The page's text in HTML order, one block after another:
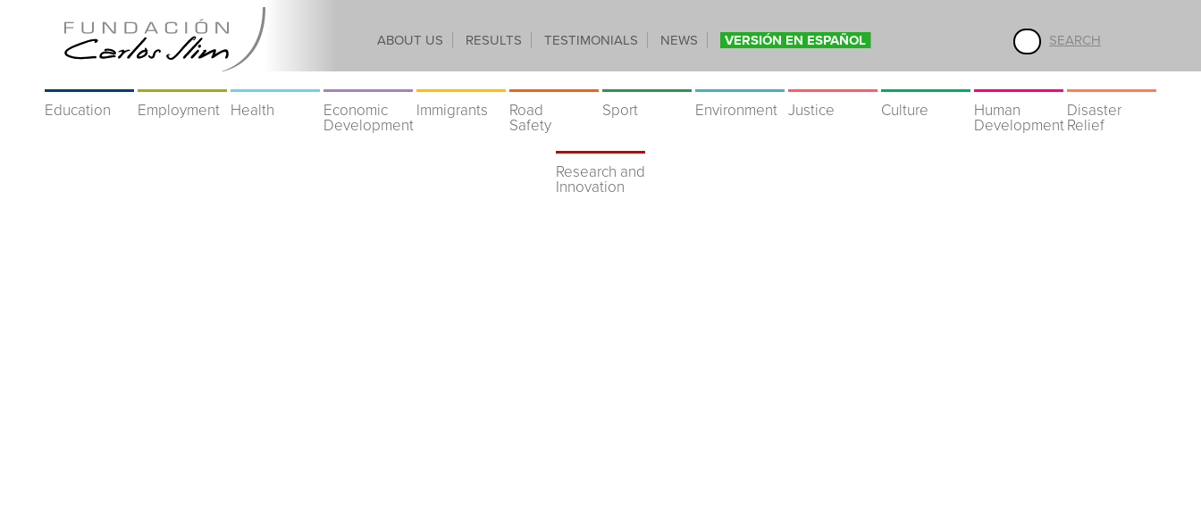
SEARCH
ABOUT US RESULTS TESTIMONIALS NEWS VERSIÓN EN ESPAÑOL
Education Employment Health
Economic
Development
Immigrants
Road
Safety
Sport Environment Justice Culture
Human
Development
Disaster
Relief
Research and
Innovation